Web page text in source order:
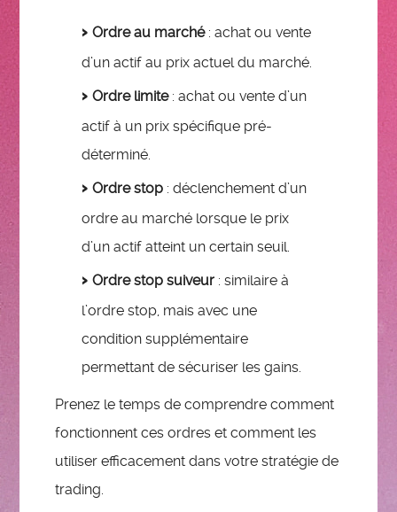
Ordre au marché: achat ou vente
d’un actif au prix actuel du marché.
Ordre limite: achat ou vente d’un
actif à un prix spécifique pré-
déterminé.
Ordre stop : déclenchement d’un
ordre au marché lorsque le prix
d’un actif atteint un certain seuil.
Ordre stop suiveur : similaire à
l’ordre stop, mais avec une
condition supplémentaire
permettant de sécuriser les gains.
Prenez le temps de comprendre comment
fonctionnent ces ordres et comment les
utiliser efficacement dans votre stratégie de
trading.